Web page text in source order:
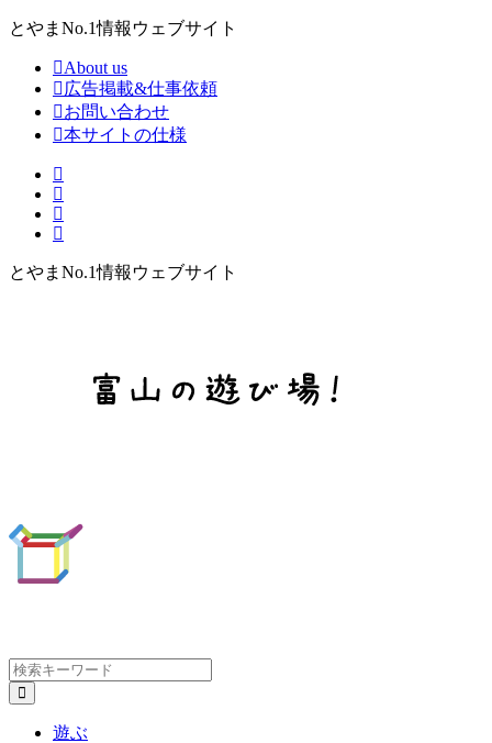
とやまNo.1情報ウェブサイト
About us
広告掲載&仕事依頼
お問い合わせ
本サイトの仕様
とやまNo.1情報ウェブサイト
遊ぶ